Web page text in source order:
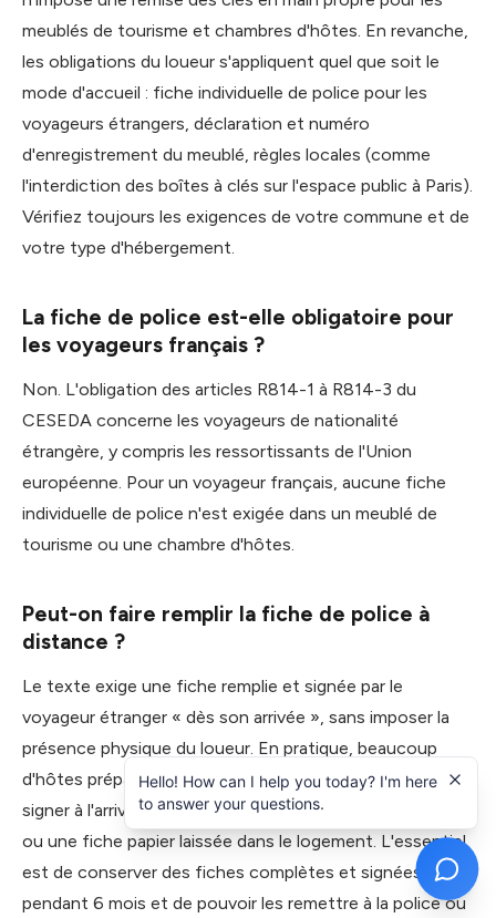
meublés de tourisme et chambres d'hôtes. En revanche,
les obligations du loueur s'appliquent quel que soit le
mode d'accueil : fiche individuelle de police pour les
voyageurs étrangers, déclaration et numéro
d'enregistrement du meublé, règles locales (comme
l'interdiction des boîtes à clés sur l'espace public à Paris).
Vérifiez toujours les exigences de votre commune et de
votre type d'hébergement.
La fiche de police est-elle obligatoire pour
les voyageurs français ?
Non. L'obligation des articles R814-1 à R814-3 du
CESEDA concerne les voyageurs de nationalité
étrangère, y compris les ressortissants de l'Union
européenne. Pour un voyageur français, aucune fiche
individuelle de police n'est exigée dans un meublé de
tourisme ou une chambre d'hôtes.
Peut-on faire remplir la fiche de police à
distance ?
Le texte exige une fiche remplie et signée par le
voyageur étranger « dès son arrivée », sans imposer la
présence physique du loueur. En pratique, beaucoup
d'hôtes préparent les données avant le séjour puis font
signer à l'arrivée via un formulaire en ligne, une tablette
ou une fiche papier laissée dans le logement. L'essentiel
est de conserver des fiches complètes et signées
pendant 6 mois et de pouvoir les remettre à la police ou
Hello! How can I help you today? I'm here
to answer your questions.